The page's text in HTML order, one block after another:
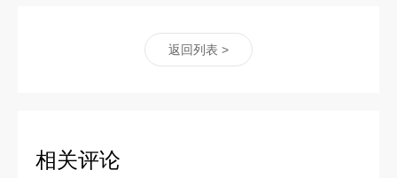
返回列表 >
相关评论